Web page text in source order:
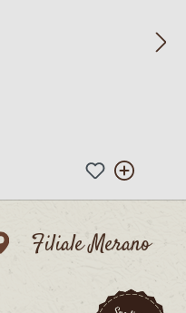
Filiale Merano